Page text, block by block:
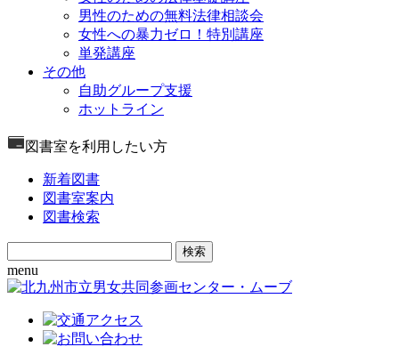
男性のための無料法律相談会
女性への暴力ゼロ！特別講座
単発講座
その他
自助グループ支援
ホットライン
図書室を利用したい方
新着図書
図書室案内
図書検索
Search
for:
menu